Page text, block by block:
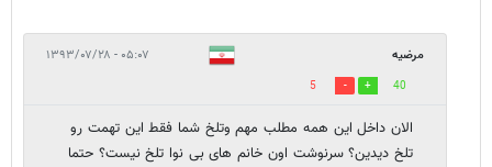
مرضیه ۰۵:۰۷ - ۱۳۹۳/۰۷/۲۸
40
5
الان داخل این همه مطلب مهم وتلخ شما فقط این تهمت رو
تلخ دیدین؟ سرنوشت اون خانم های بی نوا تلخ نیست؟ حتما